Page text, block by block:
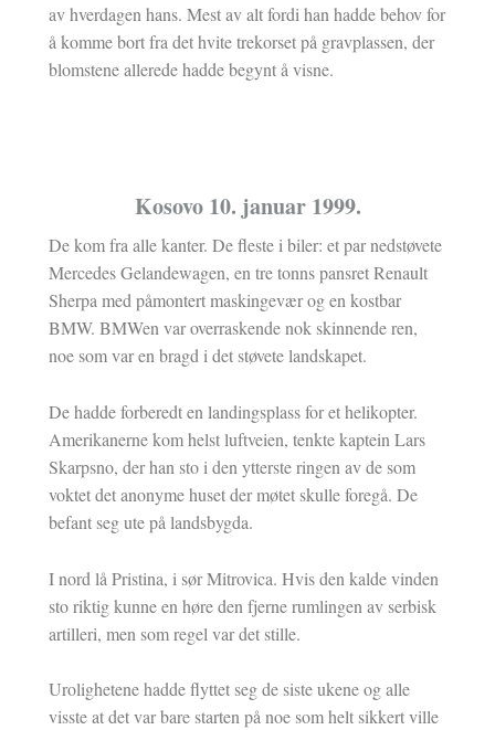
av hverdagen hans. Mest av alt fordi han hadde behov for
å komme bort fra det hvite trekorset på gravplassen, der
blomstene allerede hadde begynt å visne.
Kosovo 10. januar 1999.
De kom fra alle kanter. De fleste i biler: et par nedstøvete
Mercedes Gelandewagen, en tre tonns pansret Renault
Sherpa med påmontert maskingevær og en kostbar
BMW. BMWen var overraskende nok skinnende ren,
noe som var en bragd i det støvete landskapet.
De hadde forberedt en landingsplass for et helikopter.
Amerikanerne kom helst luftveien, tenkte kaptein Lars
Skarpsno, der han sto i den ytterste ringen av de som
voktet det anonyme huset der møtet skulle foregå. De
befant seg ute på landsbygda.
I nord lå Pristina, i sør Mitrovica. Hvis den kalde vinden
sto riktig kunne en høre den fjerne rumlingen av serbisk
artilleri, men som regel var det stille.
Urolighetene hadde flyttet seg de siste ukene og alle
visste at det var bare starten på noe som helt sikkert ville